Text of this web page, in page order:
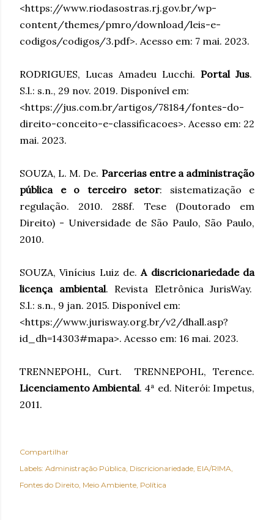
<https://www.riodasostras.rj.gov.br/wp-
content/themes/pmro/download/leis-e-
codigos/codigos/3.pdf>. Acesso em: 7 mai. 2023.
RODRIGUES, Lucas Amadeu Lucchi. Portal Jus.
S.l.: s.n., 29 nov. 2019. Disponível em:
<https://jus.com.br/artigos/78184/fontes-do-
direito-conceito-e-classificacoes>. Acesso em: 22
mai. 2023.
SOUZA, L. M. De. Parcerias entre a administração
pública e o terceiro setor: sistematização e
regulação. 2010. 288f. Tese (Doutorado em
Direito) - Universidade de São Paulo, São Paulo,
2010.
SOUZA, Vinícius Luiz de.A discricionariedade da
licença ambiental. Revista Eletrônica JurisWay.
S.l.: s.n., 9 jan. 2015. Disponível em:
<https://www.jurisway.org.br/v2/dhall.asp?
id_dh=14303#mapa>. Acesso em: 16 mai. 2023.
TRENNEPOHL, Curt. TRENNEPOHL, Terence.
Licenciamento Ambiental. 4ª ed. Niterói: Impetus,
2011.
Compartilhar
Labels: Administração Pública Discricionariedade EIA/RIMA
Fontes do Direito Meio Ambiente Política